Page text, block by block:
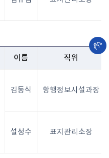
이름 직위
김동식 항행정보시설과장
설성수 표지관리소장